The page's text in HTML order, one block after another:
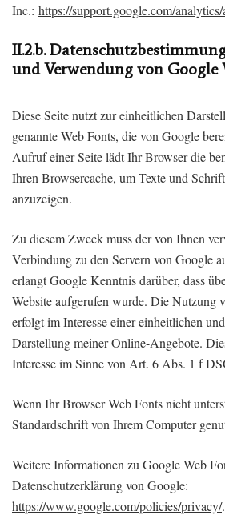
Inc.: https://support.google.com/
II.2.b.
und Verwendung von Google
Diese Seite nutzt zur einheitlichen
genannte Web Fonts, die von Google
Aufruf einer Seite lädt Ihr Browser die
Ihren Browsercache, um Texte und
anzuzeigen.
Zu diesem Zweck muss der von Ihnen
Verbindung zu den Servern von Google
erlangt Google Kenntnis darüber, dass
Website aufgerufen wurde. Die Nutzung
erfolgt im Interesse einer einheitlichen
Darstellung meiner Online-Angebote.
Interesse im Sinne von Art. 6 Abs. 1 f
Wenn Ihr Browser Web Fonts nicht
Standardschrift von Ihrem Computer
Weitere Informationen zu Google Web
Datenschutzerklärung von Google:
https://www.google.com/policies/privacy/.